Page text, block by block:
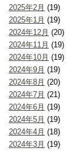
2025年2月 (19)
2025年1月 (19)
2024年12月 (20)
2024年11月 (19)
2024年10月 (19)
2024年9月 (19)
2024年8月 (20)
2024年7月 (21)
2024年6月 (19)
2024年5月 (19)
2024年4月 (18)
2024年3月 (19)